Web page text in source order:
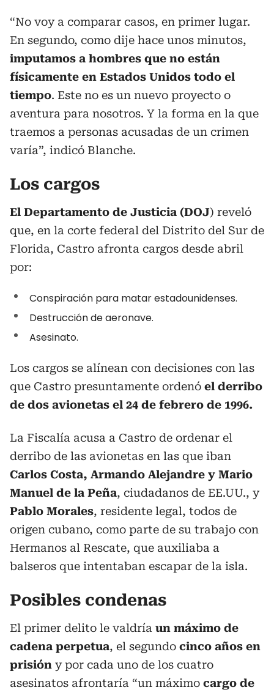
“No voy a comparar casos, en primer lugar.
En segundo, como dije hace unos minutos,
imputamos a hombres que no están
físicamente en Estados Unidos todo el
tiempo. Este no es un nuevo proyecto o
aventura para nosotros. Y la forma en la que
traemos a personas acusadas de un crimen
varía”, indicó Blanche.
Los cargos
El Departamento de Justicia (DOJ) reveló
que, en la corte federal del Distrito del Sur de
Florida, Castro afronta cargos desde abril
por:
Conspiración para matar estadounidenses.
Destrucción de aeronave.
Asesinato.
Los cargos se alínean con decisiones con las
que Castro presuntamente ordenó el derribo
de dos avionetas el 24 de febrero de 1996.
La Fiscalía acusa a Castro de ordenar el
derribo de las avionetas en las que iban
Carlos Costa, Armando Alejandre y Mario
Manuel de la Peña, ciudadanos de EE.UU., y
Pablo Morales, residente legal, todos de
origen cubano, como parte de su trabajo con
Hermanos al Rescate, que auxiliaba a
balseros que intentaban escapar de la isla.
Posibles condenas
El primer delito le valdría un máximo de
cadena perpetua, el segundo cinco años en
prisión y por cada uno de los cuatro
asesinatos afrontaría “un máximo cargo de